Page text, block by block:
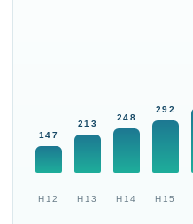
サイトポリシー
147
H12
213
H13
248
H14
292
H15